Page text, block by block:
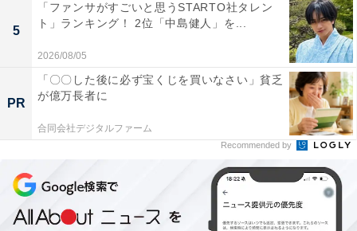
1位：コンパクトに便利がそろう「下松市」
5
「ファンサがすごいと思うSTARTO社タレン
ト」ランキング！ 2位「中島健人」を...
2026/08/05
PR
「〇〇した後に必ず宝くじを買いなさい」貧乏
が億万長者に
合同会社デジタルファーム
Recommended by